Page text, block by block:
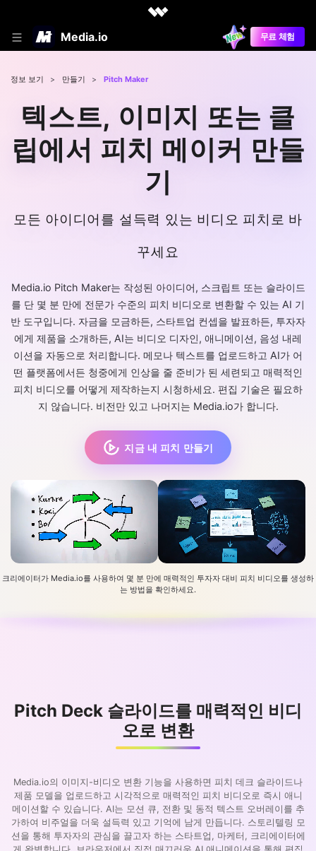
Media.io 무료 체험
정보 보기 > 만들기 > Pitch Maker
텍스트, 이미지 또는 클
립에서 피치 메이커 만들
기
모든 아이디어를 설득력 있는 비디오 피치로 바
꾸세요
Media.io Pitch Maker는 작성된 아이디어, 스크립트 또는 슬라이드
를 단 몇 분 만에 전문가 수준의 피치 비디오로 변환할 수 있는 AI 기
반 도구입니다. 자금을 모금하든, 스타트업 컨셉을 발표하든, 투자자
에게 제품을 소개하든, AI는 비디오 디자인, 애니메이션, 음성 내레
이션을 자동으로 처리합니다. 메모나 텍스트를 업로드하고 AI가 어
떤 플랫폼에서든 청중에게 인상을 줄 준비가 된 세련되고 매력적인
피치 비디오를 어떻게 제작하는지 시청하세요. 편집 기술은 필요하
지 않습니다. 비전만 있고 나머지는 Media.io가 합니다.
지금 내 피치 만들기
크리에이터가 Media.io를 사용하여 몇 분 만에 매력적인 투자자 대비 피치 비디오를 생성하
는 방법을 확인하세요.
Pitch Deck 슬라이드를 매력적인 비디
오로 변환
Media.io의 이미지-비디오 변환 기능을 사용하면 피치 데크 슬라이드나
제품 모델을 업로드하고 시각적으로 매력적인 피치 비디오로 즉시 애니
메이션할 수 있습니다. AI는 모션 큐, 전환 및 동적 텍스트 오버레이를 추
가하여 비주얼을 더욱 설득력 있고 기억에 남게 만듭니다. 스토리텔링 모
션을 통해 투자자의 관심을 끌고자 하는 스타트업, 마케터, 크리에이터에